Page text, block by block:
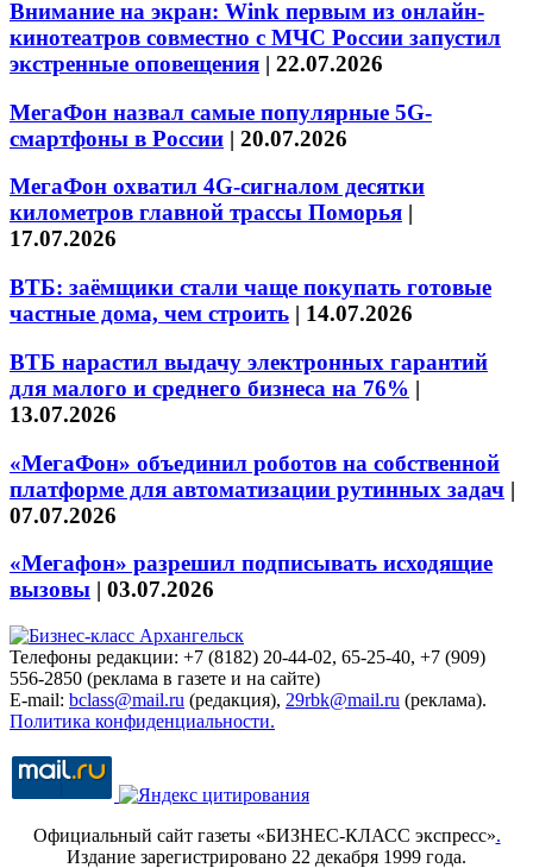
Внимание на экран: Wink первым из онлайн-
кинотеатров совместно с МЧС России запустил
экстренные оповещения | 22.07.2026
МегаФон назвал самые популярные 5G-
смартфоны в России | 20.07.2026
МегаФон охватил 4G-сигналом десятки
километров главной трассы Поморья |
17.07.2026
ВТБ: заёмщики стали чаще покупать готовые
частные дома, чем строить | 14.07.2026
ВТБ нарастил выдачу электронных гарантий
для малого и среднего бизнеса на 76% |
13.07.2026
«МегаФон» объединил роботов на собственной
платформе для автоматизации рутинных задач |
07.07.2026
«Мегафон» разрешил подписывать исходящие
вызовы | 03.07.2026
Телефоны редакции: +7 (8182) 20-44-02, 65-25-40, +7 (909)
556-2850 (реклама в газете и на сайте)
E-mail: bclass@mail.ru (редакция), 29rbk@mail.ru (реклама).
Политика конфиденциальности.
Официальный сайт газеты «БИЗНЕС-КЛАСС экспресс».
Издание зарегистрировано 22 декабря 1999 года.